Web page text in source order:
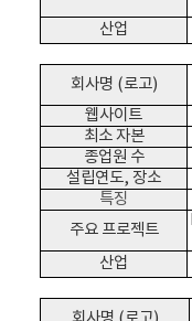
산업
회사명 (로고)
웹사이트
최소 자본
종업원 수
설립연도, 장소
특징
주요 프로젝트
산업